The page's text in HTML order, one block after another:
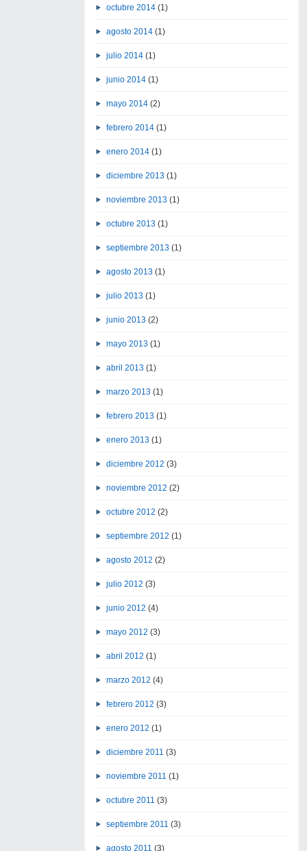
octubre 2014(1)
agosto 2014(1)
julio 2014(1)
junio 2014(1)
mayo 2014(2)
febrero 2014(1)
enero 2014(1)
diciembre 2013 (1)
noviembre 2013 (1)
octubre 2013 (1)
septiembre 2013 (1)
agosto 2013 (1)
julio 2013 (1)
junio 2013 (2)
mayo 2013 (1)
abril 2013 (1)
marzo 2013 (1)
febrero 2013 (1)
enero 2013 (1)
diciembre 2012 (3)
noviembre 2012 (2)
octubre 2012 (2)
septiembre 2012 (1)
agosto 2012 (2)
julio 2012 (3)
junio 2012 (4)
mayo 2012 (3)
abril 2012 (1)
marzo 2012 (4)
febrero 2012 (3)
enero 2012 (1)
diciembre 2011 (3)
noviembre 2011 (1)
octubre 2011 (3)
septiembre 2011 (3)
agosto 2011 (3)